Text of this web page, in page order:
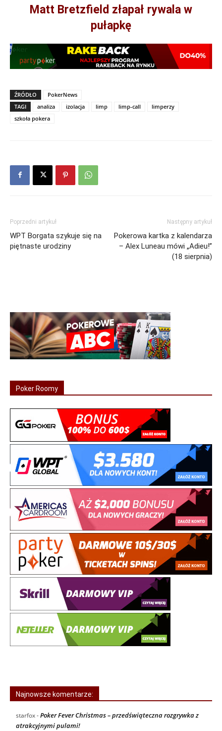
Matt Bretzfield złapał rywala w
pułapkę
ŹRÓDŁO
PokerNews
TAGI
analiza izolacja limp limp-call
limperzy
szkoła pokera
Poprzedni artykuł
WPT Borgata szykuje się na
piętnaste urodziny
Następny artykuł
Pokerowa kartka z kalendarza
– Alex Luneau mówi „Adieu!”
(18 sierpnia)
Poker Roomy
Najnowsze komentarze:
starfox-Poker Fever Christmas – przedświąteczna rozgrywka z
atrakcyjnymi pulami!